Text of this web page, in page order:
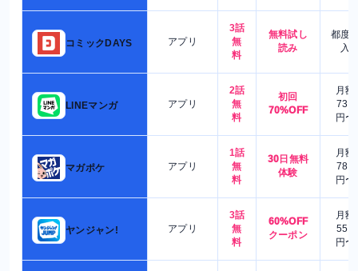
コミックDAYS アプリ
3話
無
料
無料試し
読み
都度
入
LINEマンガ アプリ
2話
無
料
初回
70%OFF
月額
730
円〜
マガポケ アプリ
1話
無
料
30日無料
体験
月額
780
円〜
ヤンジャン! アプリ
3話
無
料
60%OFF
クーポン
月額
550
円〜